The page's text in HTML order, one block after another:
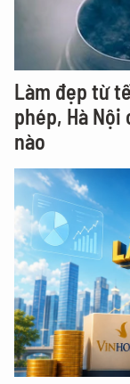
Làm đẹp từ
phép, Hà
nào